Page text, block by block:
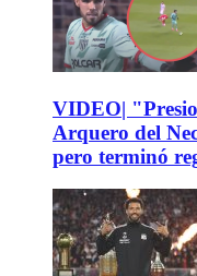
VIDEO|
Arquero del
pero terminó